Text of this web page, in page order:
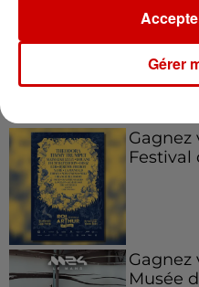
Jeux
Gagnez
Festival
Gagnez
Musée
Gérer